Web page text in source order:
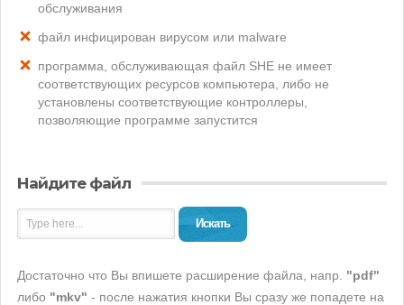
обслуживания
файл инфицирован вирусом или malware
программа, обслуживающая файл SHE не имеет
соответствующих ресурсов компьютера, либо не
установлены соответствующие контроллеры,
позволяющие программе запустится
Найдите файл
Искать
Достаточно что Вы впишете расширение файла, напр. "pdf"
либо "mkv" - после нажатия кнопки Вы сразу же попадете на